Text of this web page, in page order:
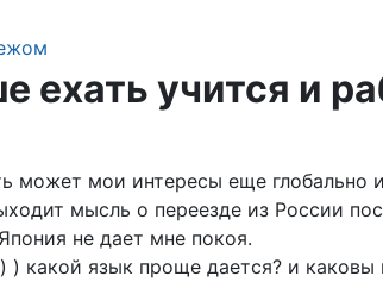
ехать учится и
может мои интересы еще глобально
мысль о переезде из России
не дает мне покоя.
) какой язык проще дается? и